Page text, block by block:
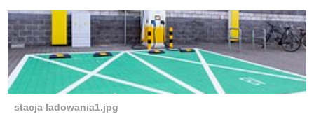
stacja ładowania1.jpg